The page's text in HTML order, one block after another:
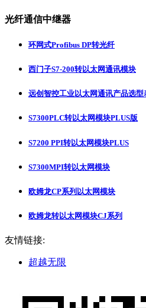
光纤通信中继器
环网式Profibus DP转光纤
西门子S7-200转以太网通讯模块
远创智控工业以太网通讯产品选型
S7300PLC转以太网模块PLUS版
S7200 PPI转以太网模块PLUS
S7300MPI转以太网模块
欧姆龙CP系列以太网模块
欧姆龙转以太网模块CJ系列
友情链接:
超越无限